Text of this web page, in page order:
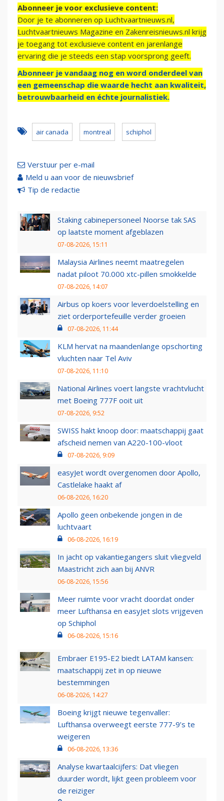
Abonneer je voor exclusieve content:
Door je te abonneren op Luchtvaartnieuws.nl,
Luchtvaartnieuws Magazine en Zakenreisnieuws.nl krijg
je toegang tot exclusieve content en jarenlange
ervaring die je steeds een stap voorsprong geeft.
Abonneer je vandaag nog en word onderdeel van
een gemeenschap die waarde hecht aan kwaliteit,
betrouwbaarheid en échte journalistiek.
air canada montreal schiphol
Verstuur per e-mail
Meld u aan voor de nieuwsbrief
Tip de redactie
Staking cabinepersoneel Noorse tak SAS
op laatste moment afgeblazen
07-08-2026, 15:11
Malaysia Airlines neemt maatregelen
nadat piloot 70.000 xtc-pillen smokkelde
07-08-2026, 14:07
Airbus op koers voor leverdoelstelling en
ziet orderportefeuille verder groeien
07-08-2026, 11:44
KLM hervat na maandenlange opschorting
vluchten naar Tel Aviv
07-08-2026, 11:10
National Airlines voert langste vrachtvlucht
met Boeing 777F ooit uit
07-08-2026, 9:52
SWISS hakt knoop door: maatschappij gaat
afscheid nemen van A220-100-vloot
07-08-2026, 9:09
easyJet wordt overgenomen door Apollo,
Castlelake haakt af
06-08-2026, 16:20
Apollo geen onbekende jongen in de
luchtvaart
06-08-2026, 16:19
In jacht op vakantiegangers sluit vliegveld
Maastricht zich aan bij ANVR
06-08-2026, 15:56
Meer ruimte voor vracht doordat onder
meer Lufthansa en easyJet slots vrijgeven
op Schiphol
06-08-2026, 15:16
Embraer E195-E2 biedt LATAM kansen:
maatschappij zet in op nieuwe
bestemmingen
06-08-2026, 14:27
Boeing krijgt nieuwe tegenvaller:
Lufthansa overweegt eerste 777-9’s te
weigeren
06-08-2026, 13:36
Analyse kwartaalcijfers: Dat vliegen
duurder wordt, lijkt geen probleem voor
de reiziger